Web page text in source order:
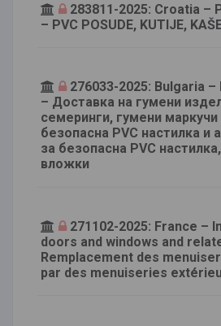
283811-2025: Croatia –
– PVC POSUDE, KUTIJE,
276033-2025: Bulgaria
– Доставка на гумени
семеринги, гумени маркучи
безопасна PVC настилка и
за безопасна PVC
вложки
271102-2025: France –
doors and windows and
Remplacement des
par des menuiseries